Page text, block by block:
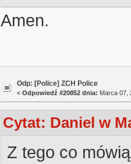
Amen.
Odp: [Police] ZCH Police
« Odpowiedź #20852 dnia: Marca 07,
Cytat: Daniel w
Z tego co